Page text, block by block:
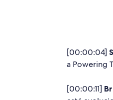
[00:00:04]
a Powering
[00:00:11]